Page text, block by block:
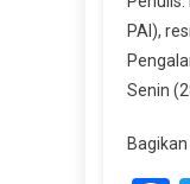
PAI),
Senin
Bagikan